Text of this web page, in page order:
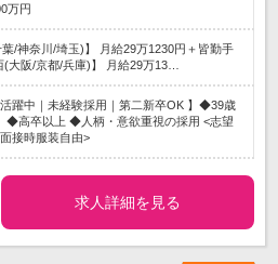
万円
葉/神奈川/埼玉)】 月給29万1230円＋皆勤手
(大阪/京都/兵庫)】 月給29万13…
活躍中｜未経験採用｜第二新卒OK 】◆39歳
◆高卒以上 ◆人柄・意欲重視の採用 <志望
接時服装自由>
求人詳細を見る